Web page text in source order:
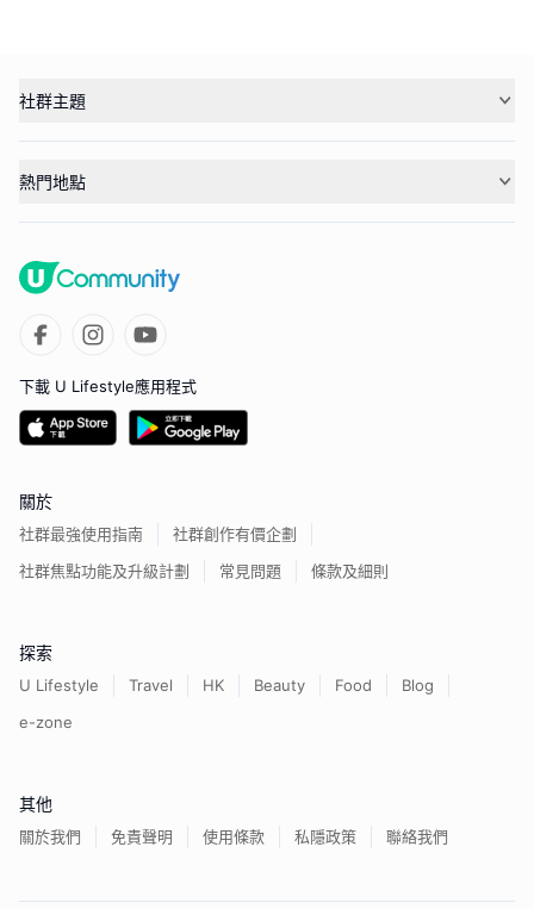
社群主題
熱門地點
下載 U Lifestyle應用程式
關於
社群最強使用指南
社群創作有價企劃
社群焦點功能及升級計劃
常見問題 條款及細則
探索
U Lifestyle Travel HK Beauty Food
Blog
e-zone
其他
關於我們 免責聲明 使用條款 私隱政策 聯絡我們